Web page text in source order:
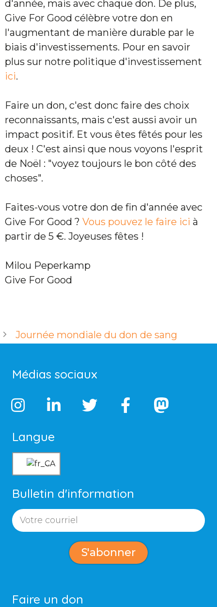
d'année, mais avec chaque don. De plus,
Give For Good célèbre votre don en
l'augmentant de manière durable par le
biais d'investissements. Pour en savoir
plus sur notre politique d'investissement
ici.
Faire un don, c'est donc faire des choix
reconnaissants, mais c'est aussi avoir un
impact positif. Et vous êtes fêtés pour les
deux ! C'est ainsi que nous voyons l'esprit
de Noël : "voyez toujours le bon côté des
choses".
Faites-vous votre don de fin d'année avec
Give For Good ? Vous pouvez le faire ici à
partir de 5 €. Joyeuses fêtes !
Milou Peperkamp
Give For Good
Journée mondiale du don de sang
Médias sociaux
Langue
Bulletin d'information
S'abonner
Faire un don